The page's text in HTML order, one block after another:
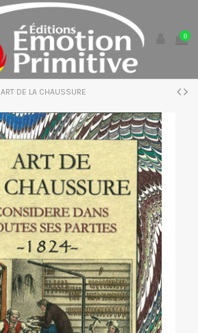
0
ART DE LA CHAUSSURE